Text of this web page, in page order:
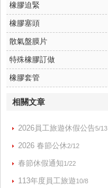
橡膠迫緊
橡膠塞頭
散氣盤膜片
特殊橡膠訂做
橡膠套管
相關文章
2026員工旅遊休假公告5/13
2026 春節公休2/12
春節休假通知1/22
113年度員工旅遊10/8